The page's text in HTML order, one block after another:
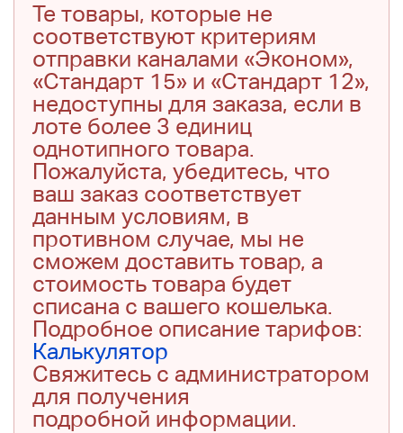
Те товары, которые не
соответствуют критериям
отправки каналами «Эконом»,
«Стандарт 15» и «Стандарт 12»,
недоступны для заказа, если в
лоте более 3 единиц
однотипного товара.
Пожалуйста, убедитесь, что
ваш заказ соответствует
данным условиям, в
противном случае, мы не
сможем доставить товар, а
стоимость товара будет
списана с вашего кошелька.
Подробное описание тарифов:
Калькулятор
Свяжитесь с администратором
для получения
подробной информации.